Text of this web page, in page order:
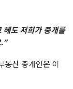
해도 저희가 중개를
동산 중개인은 이